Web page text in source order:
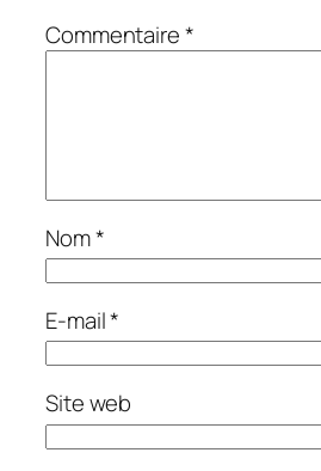
Commentaire*
Nom*
E-mail*
Site web